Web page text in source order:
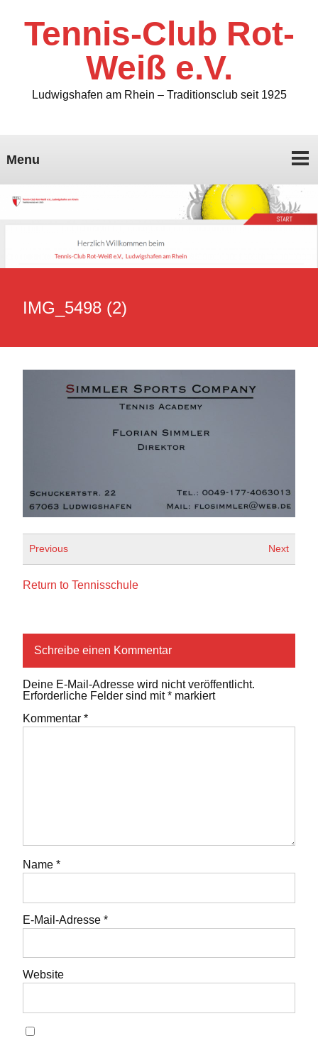
Tennis-Club Rot-
Weiß e.V.
Ludwigshafen am Rhein – Traditionsclub seit 1925
Menu
IMG_5498 (2)
Previous Next
Return to Tennisschule
Schreibe einen Kommentar
Deine E-Mail-Adresse wird nicht veröffentlicht.
Erforderliche Felder sind mit* markiert
Kommentar *
Name *
E-Mail-Adresse *
Website